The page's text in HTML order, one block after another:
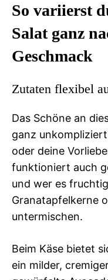
So variierst
Salat ganz
Geschmack
Zutaten flexibel
Das Schöne an
ganz
oder deine
funktioniert auch
und wer es
Granatapfelkerne
untermischen.
Beim Käse bietet
ein milder,